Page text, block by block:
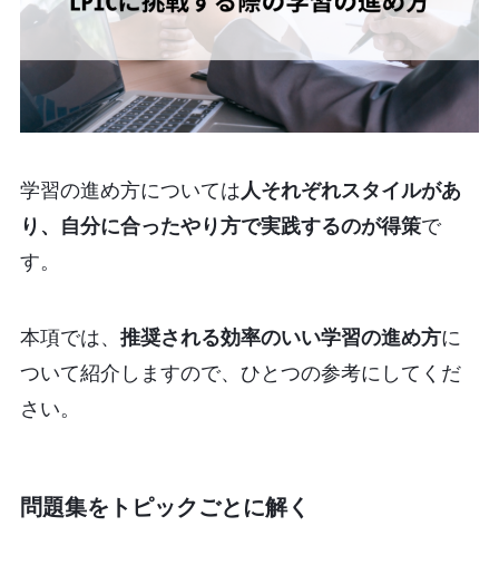
学習の進め方については 人それぞれスタイルがあ
り、自分に合ったやり方で実践するのが得策で
す。
本項では、 推奨される効率のいい学習の進め方に
ついて紹介しますので、ひとつの参考にしてくだ
さい。
問題集をトピックごとに解く